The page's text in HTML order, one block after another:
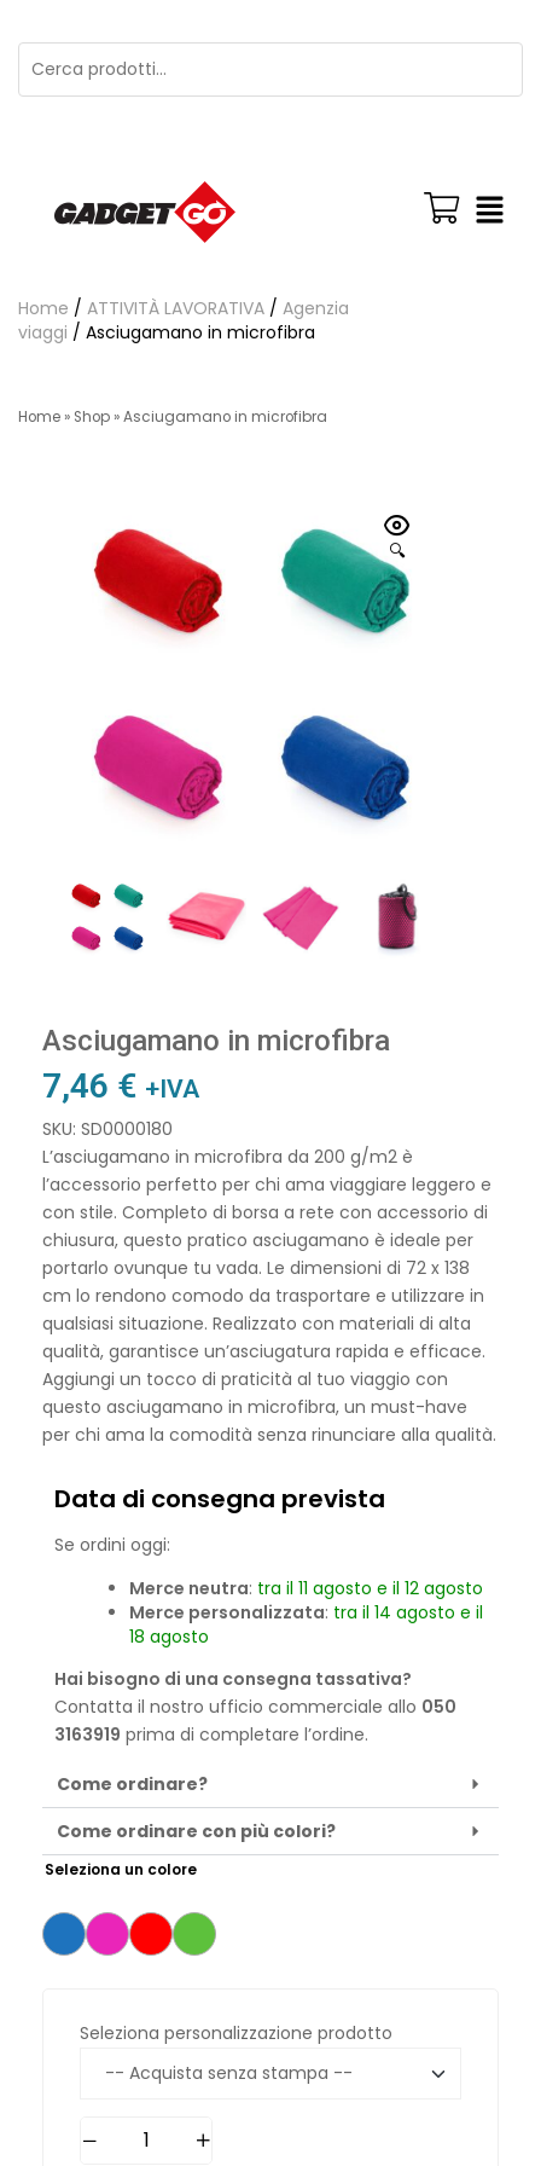
Home / ATTIVITÀ LAVORATIVA / Agenzia
viaggi / Asciugamano in microfibra
Home » Shop »Asciugamano in microfibra
🔍
Asciugamano in microfibra
7,46 € +IVA
SKU: SD0000180
L’asciugamano in microfibra da 200 g/m2 è
l’accessorio perfetto per chi ama viaggiare leggero e
con stile. Completo di borsa a rete con accessorio di
chiusura, questo pratico asciugamano è ideale per
portarlo ovunque tu vada. Le dimensioni di 72 x 138
cm lo rendono comodo da trasportare e utilizzare in
qualsiasi situazione. Realizzato con materiali di alta
qualità, garantisce un’asciugatura rapida e efficace.
Aggiungi un tocco di praticità al tuo viaggio con
questo asciugamano in microfibra, un must-have
per chi ama la comodità senza rinunciare alla qualità.
Data di consegna prevista
Se ordini oggi:
Merce neutra: tra il 11 agosto e il 12 agosto
Merce personalizzata: tra il 14 agosto e il
18 agosto
Hai bisogno di una consegna tassativa?
Contatta il nostro ufficio commerciale allo 050
3163919 prima di completare l’ordine.
Come ordinare?
Come ordinare con più colori?
Seleziona un colore
Seleziona personalizzazione prodotto